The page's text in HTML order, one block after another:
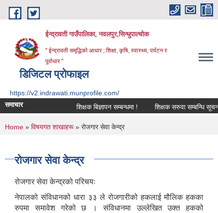
Skip to main content
ईन्द्रावती गाउँपालिका, नवलपुर,सिन्धुपाल्चाेक
'' ईन्द्रावती समृद्धिकाे आधार ; शिक्षा, कृषि, स्वास्थ्य, पर्यटन र
पूर्वाधार ''
डिजिटल प्रोफाइल
https://v2.indrawati.munprofile.com/
समाचार
शिक्षक बिज्ञापन सम्बन्धमा ! शिक्षक सरुवा सम्बन्धि सूचना !
You are here
Home » विषयगत शाखाहरू» रोजगार सेवा केन्द्र
रोजगार सेवा केन्द्र
रोजगार सेवा केन्द्रको परिचयः
नेपालको संविधानको धारा ३३ ले रोजगारीको हकलाई मौलिक हकका
रुपमा समावेश गरेको छ । संविधानमा उल्लेखित उक्त हकको